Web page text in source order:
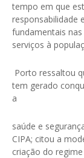
tempo em que
responsabilidade
fundamentais
serviços à
Porto ressaltou
tem gerado
a
saúde e
CIPA; citou a
criação do